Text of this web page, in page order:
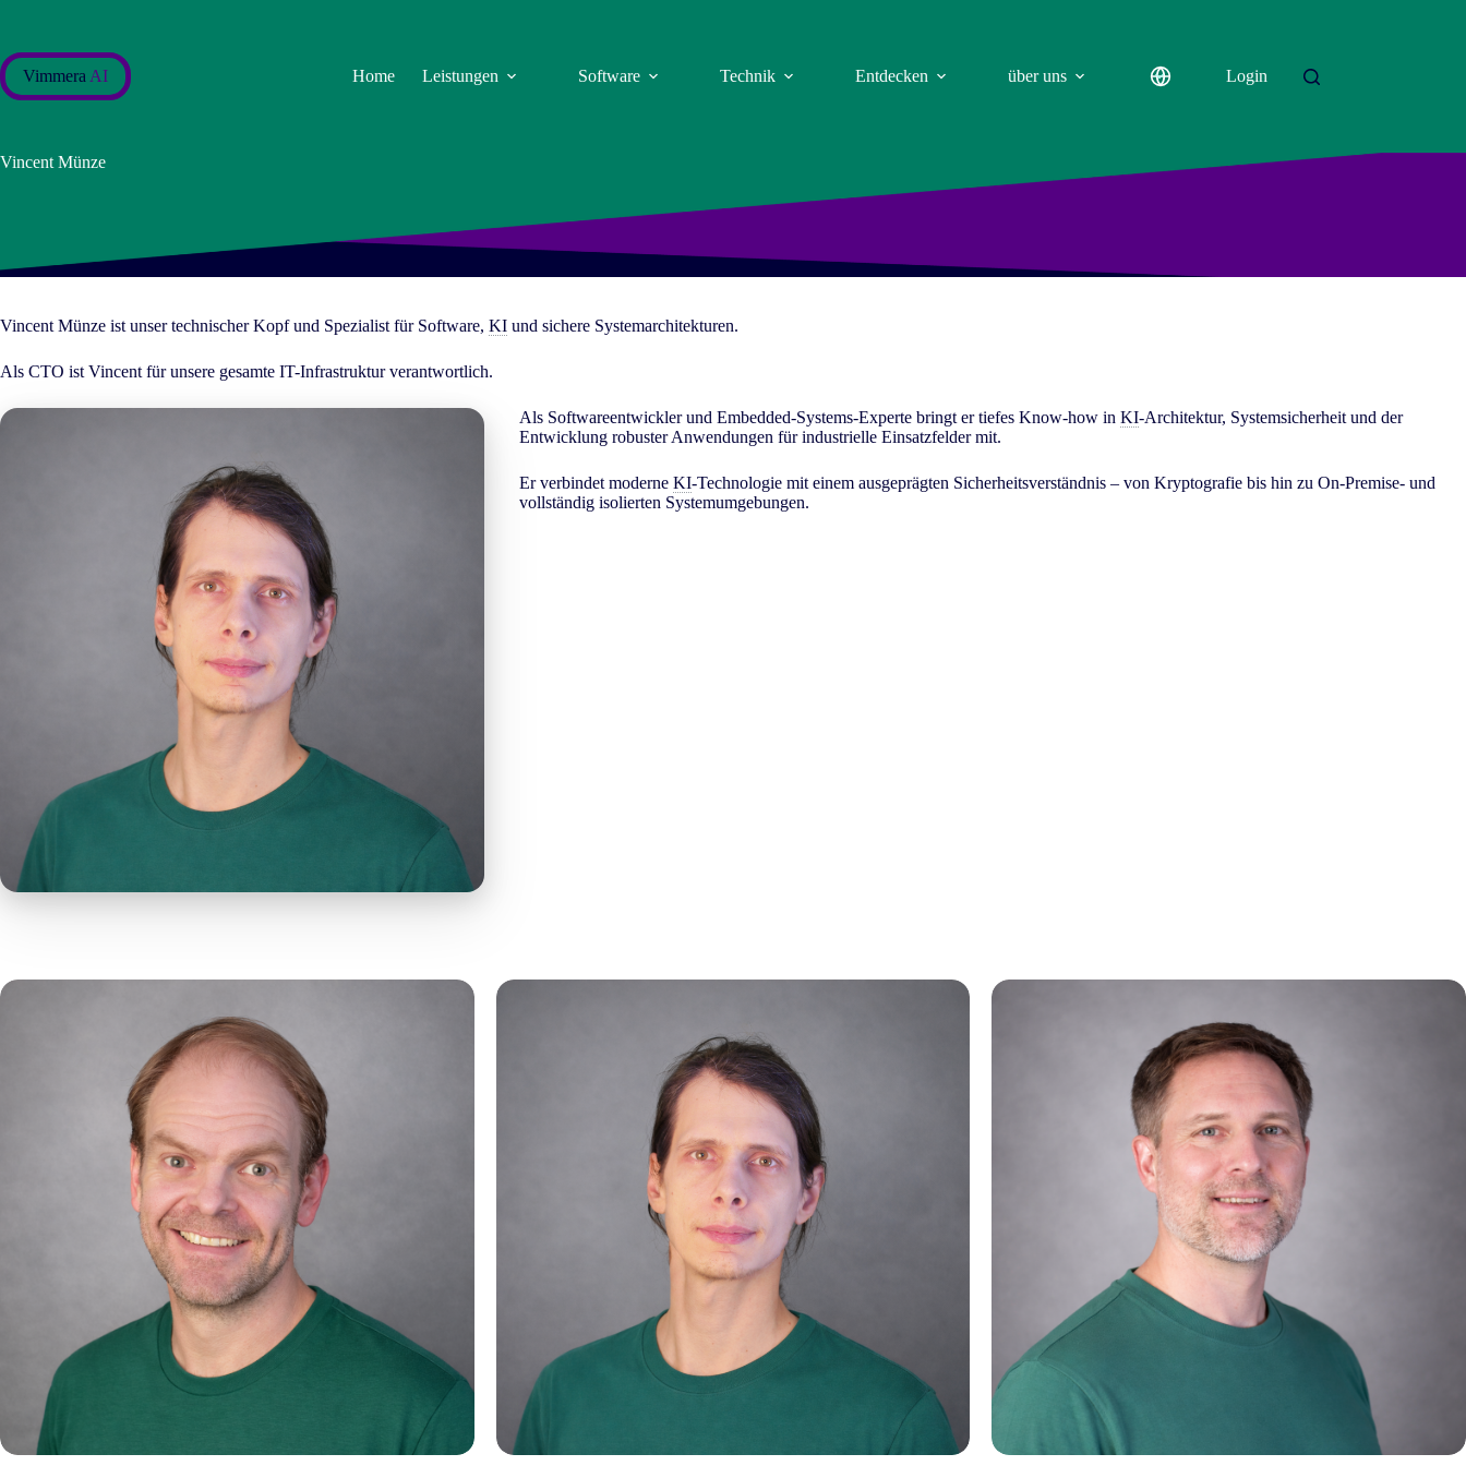
Vimmera AI Home Leistungen Software Technik Entdecken über uns Login
Vincent Münze
Vincent Münze ist unser technischer Kopf und Spezialist für Software, KI und sichere Systemarchitekturen.
Als CTO ist Vincent für unsere gesamte IT-Infrastruktur verantwortlich.
Als Softwareentwickler und Embedded-Systems-Experte bringt er tiefes Know-how in KI-Architektur, Systemsicherheit und der
Entwicklung robuster Anwendungen für industrielle Einsatzfelder mit.
Er verbindet moderne KI-Technologie mit einem ausgeprägten Sicherheitsverständnis – von Kryptografie bis hin zu On-Premise- und
vollständig isolierten Systemumgebungen.